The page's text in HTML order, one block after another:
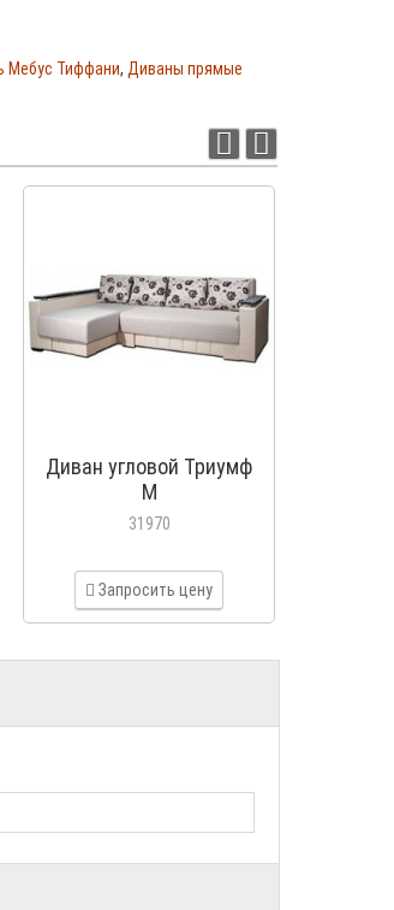
Мебус Тиффани, Диваны прямые
Диван угловой Триумф
М
31970
Запросить цену